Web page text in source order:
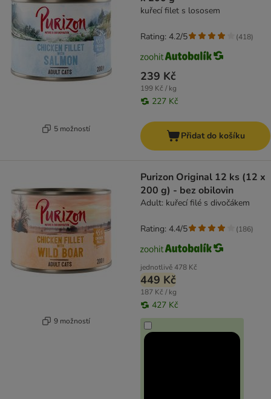
5 možností
kuřecí filet s lososem
239 Kč
199 Kč / kg
227 Kč
Rating: 4.2/5 (418)
Přidat do košíku
9 možností
Purizon Original 12 ks (12 x
200 g) - bez obilovin
Adult: kuřecí filé s divočákem
jednotlivě478 Kč
449 Kč
187 Kč / kg
427 Kč
Rating: 4.4/5 (186)